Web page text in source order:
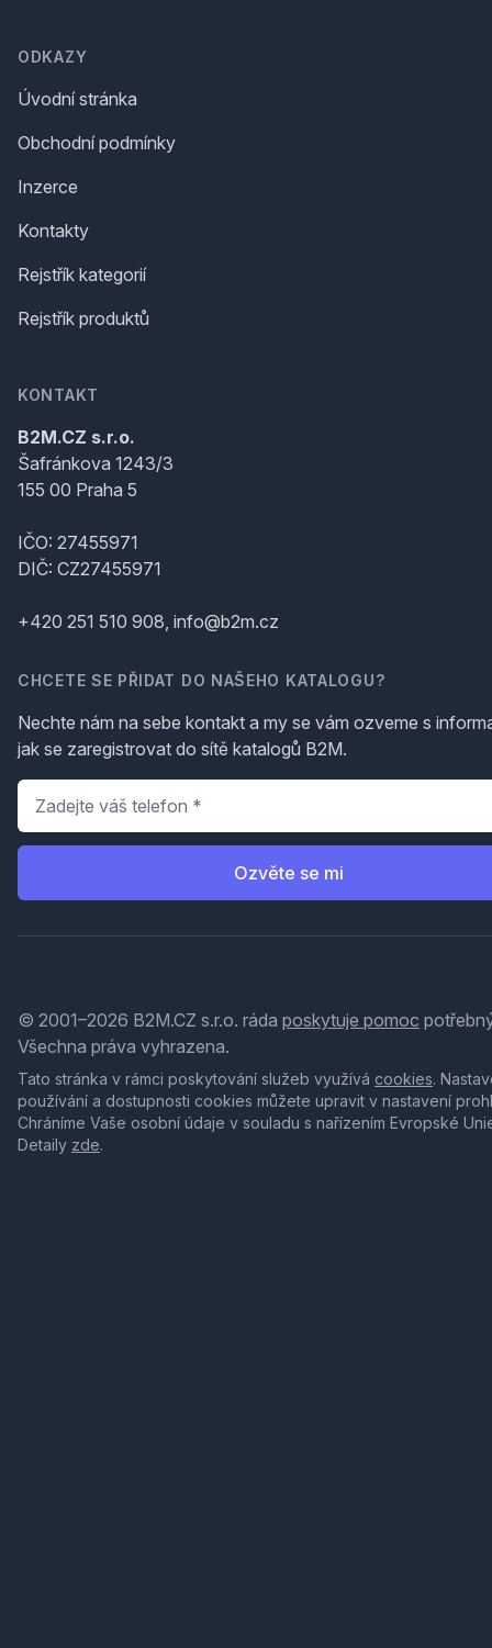
ODKAZY
Úvodní stránka
Obchodní podmínky
Inzerce
Kontakty
Rejstřík kategorií
Rejstřík produktů
KONTAKT
B2M.CZ s.r.o.
Šafránkova 1243/3
155 00 Praha 5
IČO: 27455971
DIČ: CZ27455971
+420 251 510 908, info@b2m.cz
CHCETE SE PŘIDAT DO NAŠEHO KATALOGU?
Nechte nám na sebe kontakt a my se vám ozveme s
jak se zaregistrovat do sítě katalogů B2M.
Telefon
Ozvěte se mi
© 2001–2026 B2M.CZ s.r.o. ráda poskytuje pomoc
Všechna práva vyhrazena.
Tato stránka v rámci poskytování služeb využívá cookies.
používání a dostupnosti cookies můžete upravit v nastavení
Chráníme Vaše osobní údaje v souladu s nařízením Evropské
Detaily zde.